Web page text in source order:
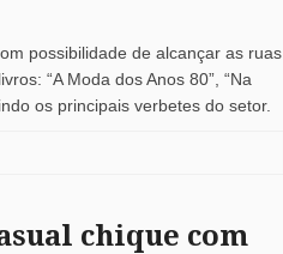
possibilidade de alcançar as ruas
“A Moda dos Anos 80”, “Na
os principais verbetes do setor.
chique com